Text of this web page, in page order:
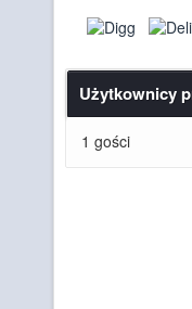
Użytkownicy
1 gości